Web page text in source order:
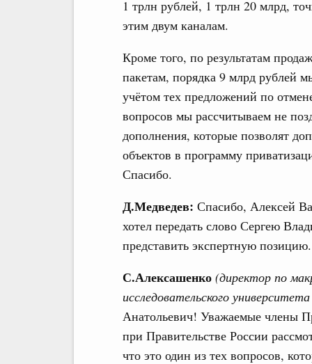
1 трлн рублей, 1 трлн 20 млрд,
этим двум каналам.
Кроме того, по результатам
пакетам, порядка 9 млрд рублей
учётом тех предложений по
вопросов мы рассчитываем не
дополнения, которые позволят
объектов в программу
Спасибо.
Д.Медведев: Спасибо, Алексей
хотел передать слово Сергею
представить экспертную
С.Алексашенко (директор по
исследовательского
Анатольевич! Уважаемые члены
при Правительстве России
что это один из тех вопросов,